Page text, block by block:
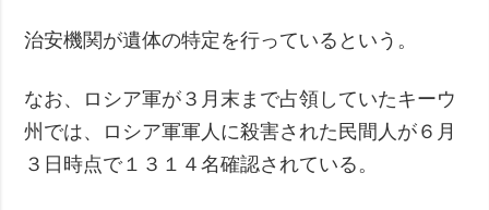
治安機関が遺体の特定を行っているという。
なお、ロシア軍が３月末まで占領していたキーウ
州では、ロシア軍軍人に殺害された民間人が６月
３日時点で１３１４名確認されている。